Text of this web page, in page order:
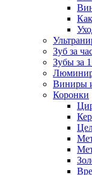
Зуб за
Зубы за
Виниры
Коронки